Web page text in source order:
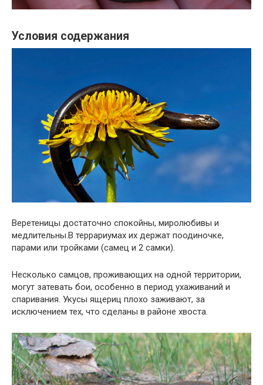
Условия содержания
Веретеницы достаточно спокойны, миролюбивы и
медлительны.В террариумах их держат поодиночке,
парами или тройками (самец и 2 самки).
Несколько самцов, проживающих на одной территории,
могут затевать бои, особенно в период ухаживаний и
спаривания. Укусы ящериц плохо заживают, за
исключением тех, что сделаны в районе хвоста.